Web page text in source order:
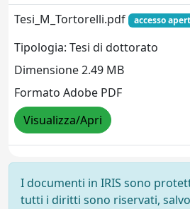
Tesi_M_Tortorelli.pdf
accesso
Tipologia: Tesi di dottorato
Dimensione 2.49 MB
Formato Adobe PDF
Visualizza/Apri
I documenti in IRIS sono
tutti i diritti sono riservati,